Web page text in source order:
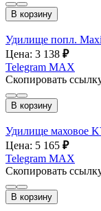
В корзину
Удилище попл.
Цена: 3 138 ₽
Telegram MAX
Скопировать
В корзину
Удилище маховое
Цена: 5 165 ₽
Telegram MAX
Скопировать
В корзину